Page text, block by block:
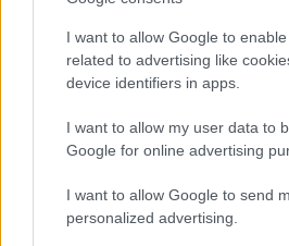
I want to allow Google to
related to advertising like
device identifiers in apps.
I want to allow my user data to
Google for online advertising
I want to allow Google to send
personalized advertising.
Guida al caldo per gravidanza e
disidratazione e colpi di calore
Camilla Pellegrini · 5 Ago 2026